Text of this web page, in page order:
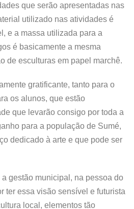
que serão apresentadas nas
utilizado nas atividades é
e a massa utilizada para a
é basicamente a mesma
de esculturas em papel marchê.
gratificante, tanto para o
os alunos, que estão
que levarão consigo por toda a
para a população de Sumé,
dedicado à arte e que pode ser
gestão municipal, na pessoa do
ter essa visão sensível e futurista
local, elementos tão